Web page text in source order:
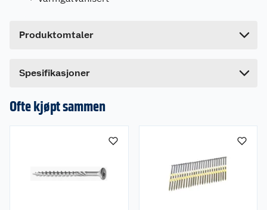
Produktomtaler
Spesifikasjoner
Ofte kjøpt sammen